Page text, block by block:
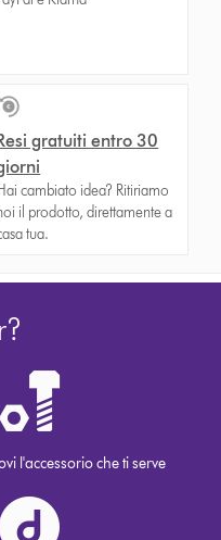
gratuiti entro 30
cambiato idea? Ritiriamo
il prodotto, direttamente a
tua.
l'accessorio che ti serve